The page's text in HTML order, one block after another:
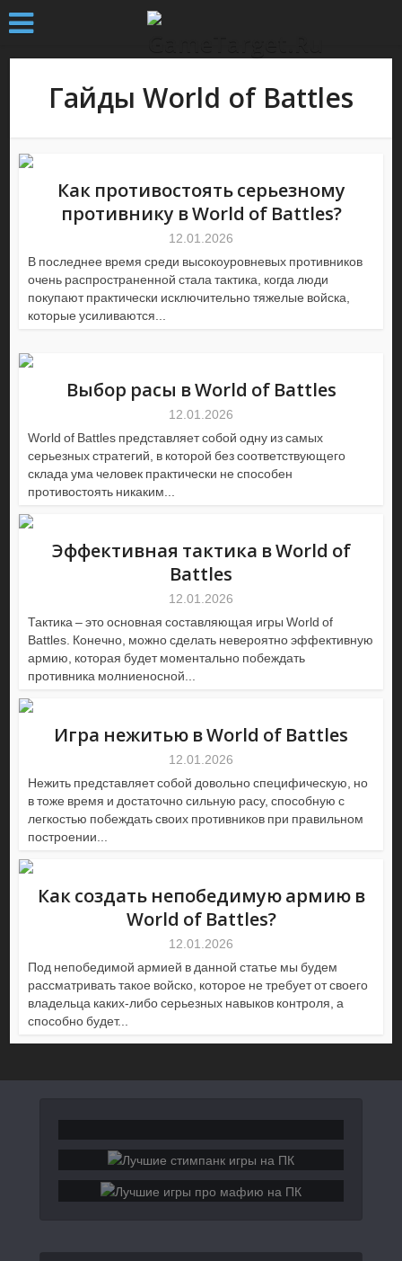
Гайды World of Battles
Как противостоять серьезному
противнику в World of Battles?
12.01.2026
В последнее время среди высокоуровневых противников
очень распространенной стала тактика, когда люди
покупают практически исключительно тяжелые войска,
которые усиливаются...
Выбор расы в World of Battles
12.01.2026
World of Battles представляет собой одну из самых
серьезных стратегий, в которой без соответствующего
склада ума человек практически не способен
противостоять никаким...
Эффективная тактика в World of
Battles
12.01.2026
Тактика – это основная составляющая игры World of
Battles. Конечно, можно сделать невероятно эффективную
армию, которая будет моментально побеждать
противника молниеносной...
Игра нежитью в World of Battles
12.01.2026
Нежить представляет собой довольно специфическую, но
в тоже время и достаточно сильную расу, способную с
легкостью побеждать своих противников при правильном
построении...
Как создать непобедимую армию в
World of Battles?
12.01.2026
Под непобедимой армией в данной статье мы будем
рассматривать такое войско, которое не требует от своего
владельца каких-либо серьезных навыков контроля, а
способно будет...